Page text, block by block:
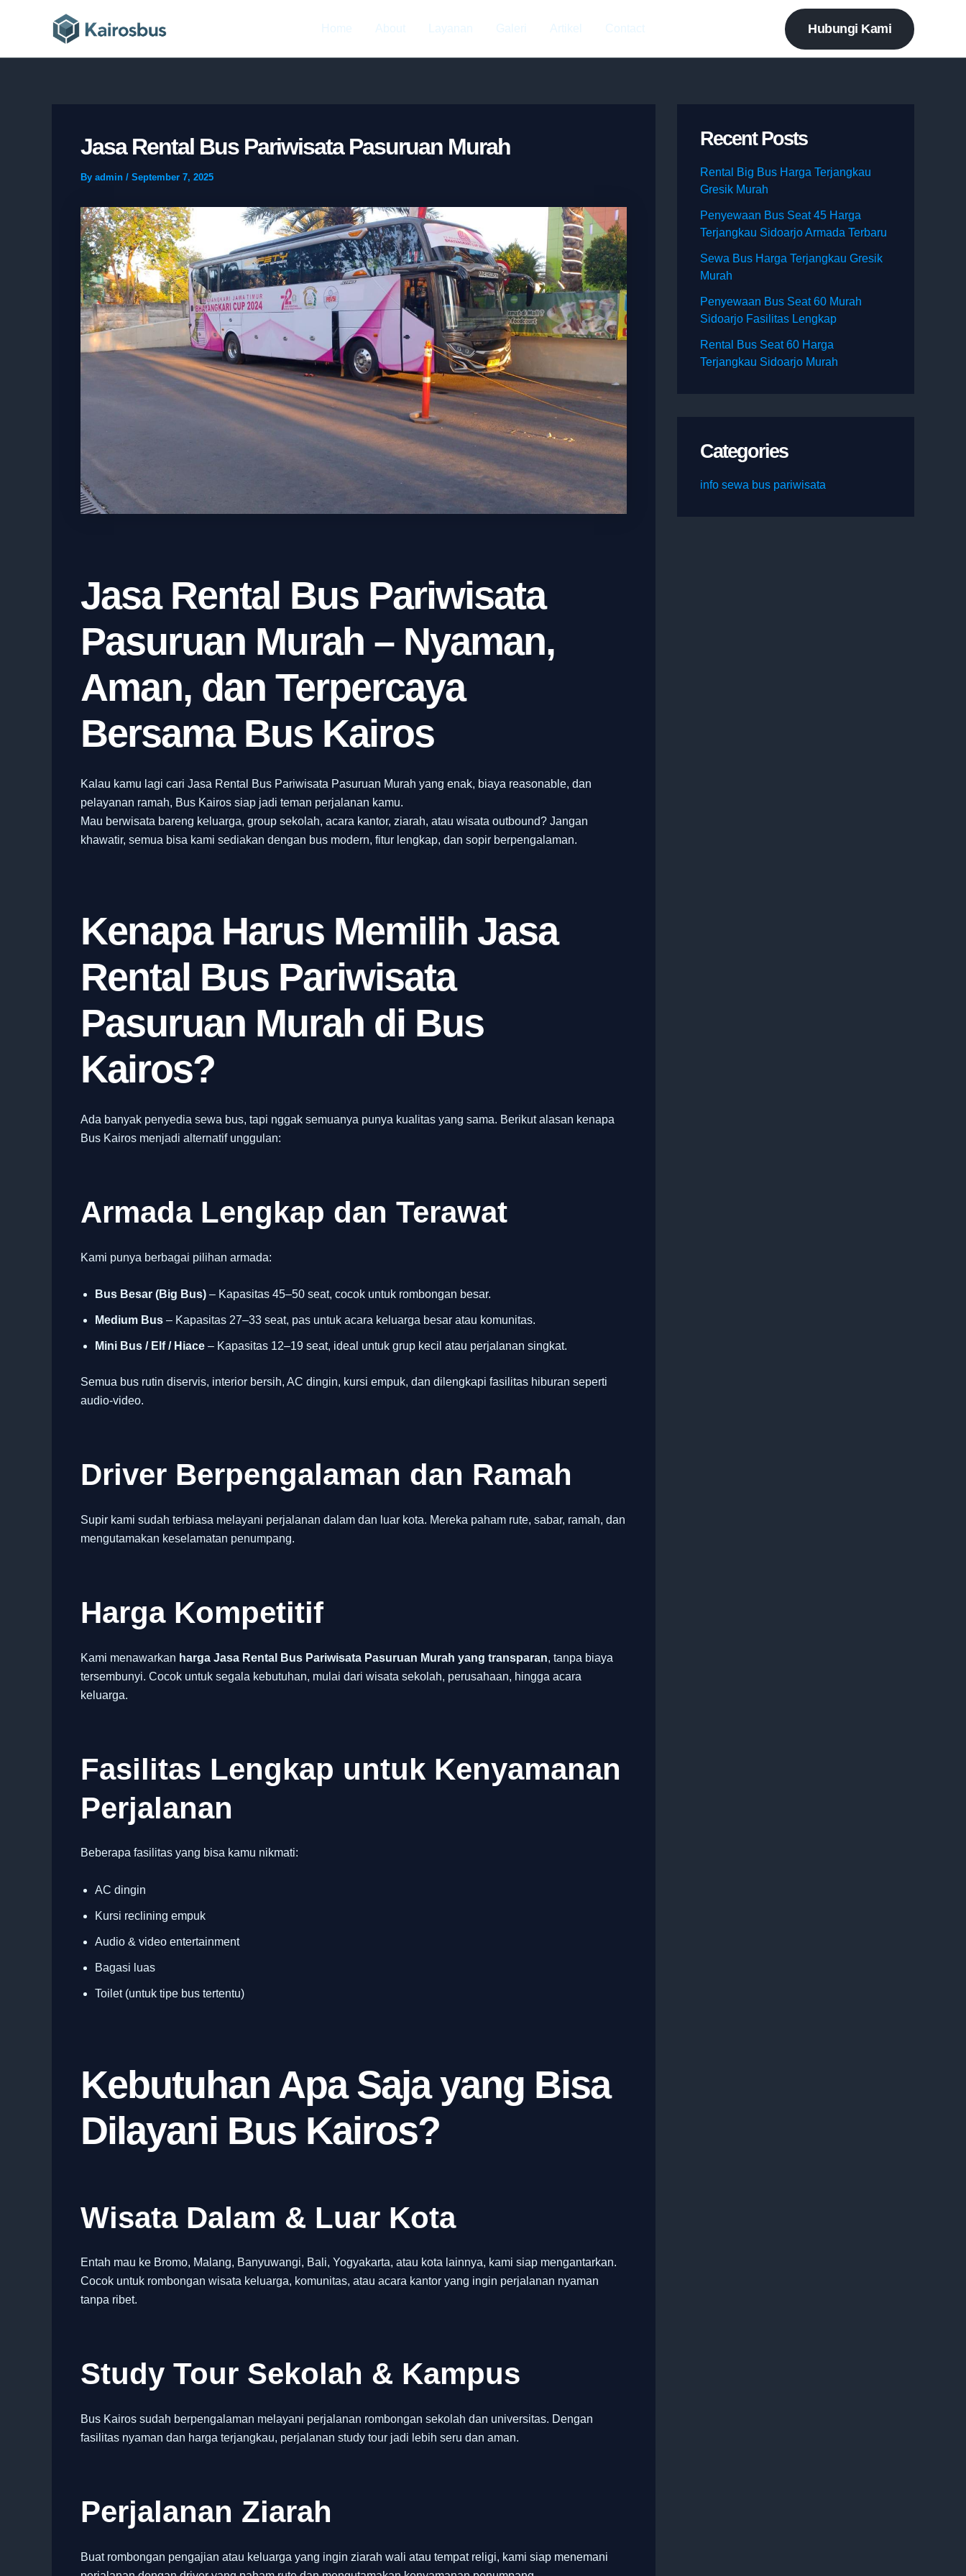
Home About Layanan Galeri Artikel Contact Hubungi Kami
Jasa Rental Bus Pariwisata Pasuruan Murah
By admin / September 7, 2025
Jasa Rental Bus Pariwisata
Pasuruan Murah – Nyaman,
Aman, dan Terpercaya
Bersama Bus Kairos
Kalau kamu lagi cari Jasa Rental Bus Pariwisata Pasuruan Murah yang enak, biaya reasonable, dan
pelayanan ramah, Bus Kairos siap jadi teman perjalanan kamu.
Mau berwisata bareng keluarga, group sekolah, acara kantor, ziarah, atau wisata outbound? Jangan
khawatir, semua bisa kami sediakan dengan bus modern, fitur lengkap, dan sopir berpengalaman.
Kenapa Harus Memilih Jasa
Rental Bus Pariwisata
Pasuruan Murah di Bus
Kairos?
Ada banyak penyedia sewa bus, tapi nggak semuanya punya kualitas yang sama. Berikut alasan kenapa
Bus Kairos menjadi alternatif unggulan:
Armada Lengkap dan Terawat
Kami punya berbagai pilihan armada:
Bus Besar (Big Bus) – Kapasitas 45–50 seat, cocok untuk rombongan besar.
Medium Bus – Kapasitas 27–33 seat, pas untuk acara keluarga besar atau komunitas.
Mini Bus / Elf / Hiace – Kapasitas 12–19 seat, ideal untuk grup kecil atau perjalanan singkat.
Semua bus rutin diservis, interior bersih, AC dingin, kursi empuk, dan dilengkapi fasilitas hiburan seperti
audio-video.
Driver Berpengalaman dan Ramah
Supir kami sudah terbiasa melayani perjalanan dalam dan luar kota. Mereka paham rute, sabar, ramah, dan
mengutamakan keselamatan penumpang.
Harga Kompetitif
Kami menawarkan harga Jasa Rental Bus Pariwisata Pasuruan Murah yang transparan, tanpa biaya
tersembunyi. Cocok untuk segala kebutuhan, mulai dari wisata sekolah, perusahaan, hingga acara
keluarga.
Fasilitas Lengkap untuk Kenyamanan
Perjalanan
Beberapa fasilitas yang bisa kamu nikmati:
AC dingin
Kursi reclining empuk
Audio & video entertainment
Bagasi luas
Toilet (untuk tipe bus tertentu)
Kebutuhan Apa Saja yang Bisa
Dilayani Bus Kairos?
Wisata Dalam & Luar Kota
Entah mau ke Bromo, Malang, Banyuwangi, Bali, Yogyakarta, atau kota lainnya, kami siap mengantarkan.
Cocok untuk rombongan wisata keluarga, komunitas, atau acara kantor yang ingin perjalanan nyaman
tanpa ribet.
Study Tour Sekolah & Kampus
Bus Kairos sudah berpengalaman melayani perjalanan rombongan sekolah dan universitas. Dengan
fasilitas nyaman dan harga terjangkau, perjalanan study tour jadi lebih seru dan aman.
Perjalanan Ziarah
Buat rombongan pengajian atau keluarga yang ingin ziarah wali atau tempat religi, kami siap menemani
Recent Posts
Rental Big Bus Harga Terjangkau
Gresik Murah
Penyewaan Bus Seat 45 Harga
Terjangkau Sidoarjo Armada Terbaru
Sewa Bus Harga Terjangkau Gresik
Murah
Penyewaan Bus Seat 60 Murah
Sidoarjo Fasilitas Lengkap
Rental Bus Seat 60 Harga
Terjangkau Sidoarjo Murah
Categories
info sewa bus pariwisata